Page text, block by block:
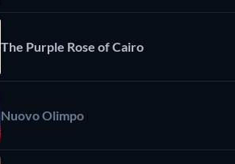
The Purple Rose of Cairo
Nuovo Olimpo